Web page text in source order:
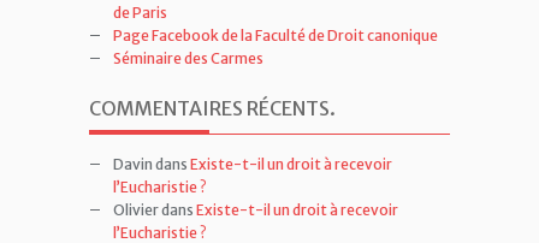
de Paris
Page Facebook de la Faculté de Droit canonique
Séminaire des Carmes
COMMENTAIRES RÉCENTS.
Davin dans Existe-t-il un droit à recevoir
l’Eucharistie ?
Olivierdans Existe-t-il un droit à recevoir
l’Eucharistie ?